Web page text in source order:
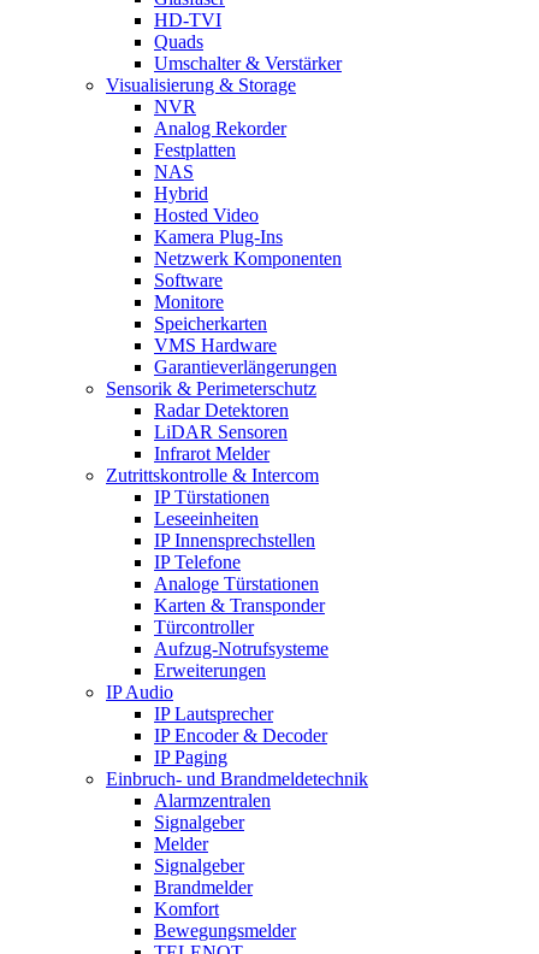
HD-TVI
Quads
Umschalter & Verstärker
Visualisierung & Storage
NVR
Analog Rekorder
Festplatten
NAS
Hybrid
Hosted Video
Kamera Plug-Ins
Netzwerk Komponenten
Software
Monitore
Speicherkarten
VMS Hardware
Garantieverlängerungen
Sensorik & Perimeterschutz
Radar Detektoren
LiDAR Sensoren
Infrarot Melder
Zutrittskontrolle & Intercom
IP Türstationen
Leseeinheiten
IP Innensprechstellen
IP Telefone
Analoge Türstationen
Karten & Transponder
Türcontroller
Aufzug-Notrufsysteme
Erweiterungen
IP Audio
IP Lautsprecher
IP Encoder & Decoder
IP Paging
Einbruch- und Brandmeldetechnik
Alarmzentralen
Signalgeber
Melder
Signalgeber
Brandmelder
Komfort
Bewegungsmelder